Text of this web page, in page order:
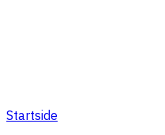
Startside